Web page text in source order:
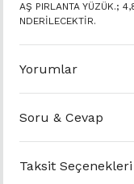
AŞ PIRLANTA YÜZÜK.;
NDERİLECEKTİR.
Yorumlar
Soru & Cevap
Taksit Seçenekleri